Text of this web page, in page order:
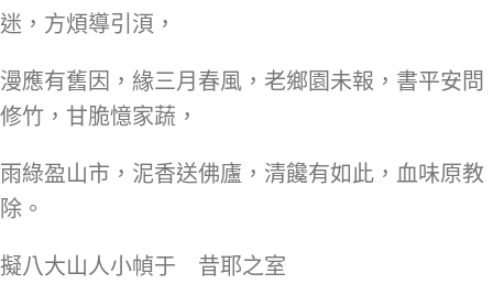
迷，方煩導引湏，
漫應有舊因，緣三月春風，老鄉園未報，書平安問
修竹，甘脆憶家蔬，
雨綠盈山市，泥香送佛廬，清饞有如此，血味原教
除。
擬八大山人小幀于 昔耶之室